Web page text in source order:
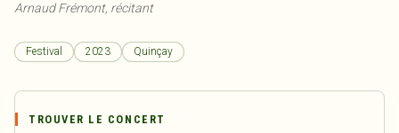
Arnaud Frémont, récitant
Festival 2023 Quinçay
TROUVER LE CONCERT